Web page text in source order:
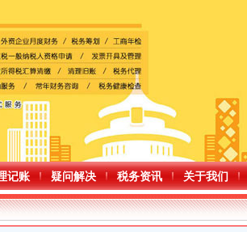
记账 疑问解决 税务资讯 关于我们